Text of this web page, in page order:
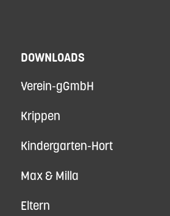
DOWNLOADS
Verein-gGmbH
Krippen
Kindergarten-Hort
Max & Milla
Eltern